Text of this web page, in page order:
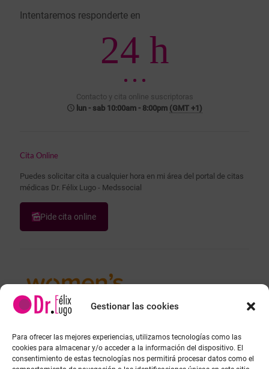
Gestionar las cookies
Para ofrecer las mejores experiencias, utilizamos tecnologías como las
cookies para almacenar y/o acceder a la información del dispositivo. El
consentimiento de estas tecnologías nos permitirá procesar datos como el
Intentaremos responderte en
24 h
Contacto y cita online suscriptoras
lun - sab 10:00am - 8:00pm (GMT +1)
Cita Online
Puedes solicitar cita a cualquier hora en mi área del portal de citas
médicas Dr. Félix Lugo - Medssocial
Pide cita online